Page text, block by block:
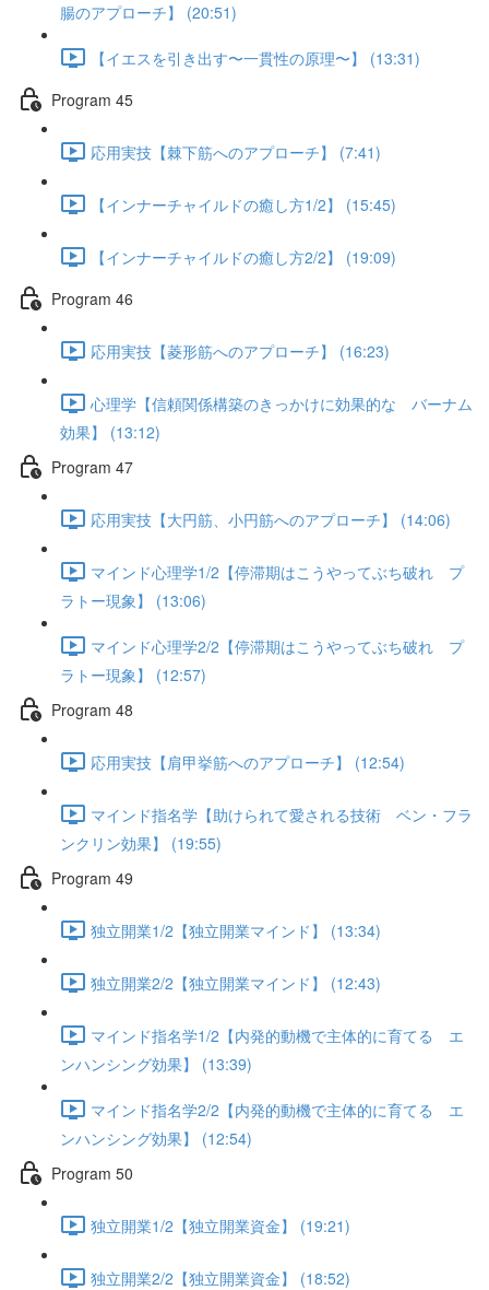
腸のアプローチ】 (20:51)
【イエスを引き出す〜一貫性の原理〜】 (13:31)
Program 45
応用実技【棘下筋へのアプローチ】 (7:41)
【インナーチャイルドの癒し方1/2】 (15:45)
【インナーチャイルドの癒し方2/2】 (19:09)
Program 46
応用実技【菱形筋へのアプローチ】 (16:23)
心理学【信頼関係構築のきっかけに効果的な バーナム
効果】 (13:12)
Program 47
応用実技【大円筋、小円筋へのアプローチ】 (14:06)
マインド心理学1/2【停滞期はこうやってぶち破れ プ
ラトー現象】 (13:06)
マインド心理学2/2【停滞期はこうやってぶち破れ プ
ラトー現象】 (12:57)
Program 48
応用実技【肩甲挙筋へのアプローチ】 (12:54)
マインド指名学【助けられて愛される技術 ベン・フラ
ンクリン効果】 (19:55)
Program 49
独立開業1/2【独立開業マインド】 (13:34)
独立開業2/2【独立開業マインド】 (12:43)
マインド指名学1/2【内発的動機で主体的に育てる エ
ンハンシング効果】 (13:39)
マインド指名学2/2【内発的動機で主体的に育てる エ
ンハンシング効果】 (12:54)
Program 50
独立開業1/2【独立開業資金】 (19:21)
独立開業2/2【独立開業資金】 (18:52)